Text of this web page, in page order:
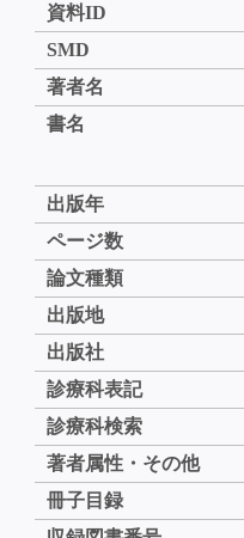
資料ID
SMD
著者名
書名
出版年
ページ数
論文種類
出版地
出版社
診療科表記
診療科検索
著者属性・その他
冊子目録